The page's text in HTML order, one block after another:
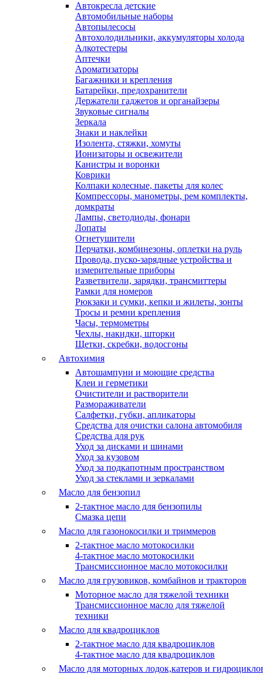
Автокресла детские
Автомобильные наборы
Автопылесосы
Автохолодильники, аккумуляторы холода
Алкотестеры
Аптечки
Ароматизаторы
Багажники и крепления
Батарейки, предохранители
Держатели гаджетов и органайзеры
Звуковые сигналы
Зеркала
Знаки и наклейки
Изолента, стяжки, хомуты
Ионизаторы и освежители
Канистры и воронки
Коврики
Колпаки колесные, пакеты для колес
Компрессоры, манометры, рем комплекты,
домкраты
Лампы, светодиоды, фонари
Лопаты
Огнетушители
Перчатки, комбинезоны, оплетки на руль
Провода, пуско-зарядные устройства и
измерительные приборы
Разветвители, зарядки, трансмиттеры
Рамки для номеров
Рюкзаки и сумки, кепки и жилеты, зонты
Тросы и ремни крепления
Часы, термометры
Чехлы, накидки, шторки
Щетки, скребки, водосгоны
Автохимия
Автошампуни и моющие средства
Клеи и герметики
Очистители и растворители
Размораживатели
Салфетки, губки, апликаторы
Средства для очистки салона автомобиля
Средства для рук
Уход за дисками и шинами
Уход за кузовом
Уход за подкапотным пространством
Уход за стеклами и зеркалами
Масло для бензопил
2-тактное масло для бензопилы
Cмазка цепи
Масло для газонокосилки и триммеров
2-тактное масло мотокосилки
4-тактное масло мотокосилки
Трансмиссионное масло мотокосилки
Масло для грузовиков, комбайнов и тракторов
Моторное масло для тяжелой техники
Трансмиссионное масло для тяжелой
техники
Масло для квадроциклов
2-тактное масло для квадроциклов
4-тактное масло для квадроциклов
Масло для моторных лодок,катеров и